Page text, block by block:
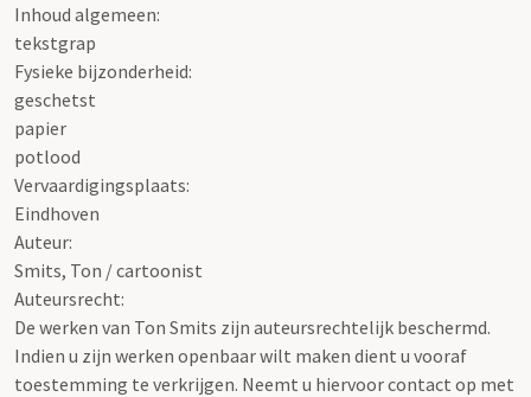
Inhoud algemeen:
tekstgrap
Fysieke bijzonderheid:
geschetst
papier
potlood
Vervaardigingsplaats:
Eindhoven
Auteur:
Smits, Ton / cartoonist
Auteursrecht:
De werken van Ton Smits zijn auteursrechtelijk beschermd.
Indien u zijn werken openbaar wilt maken dient u vooraf
toestemming te verkrijgen. Neemt u hiervoor contact op met